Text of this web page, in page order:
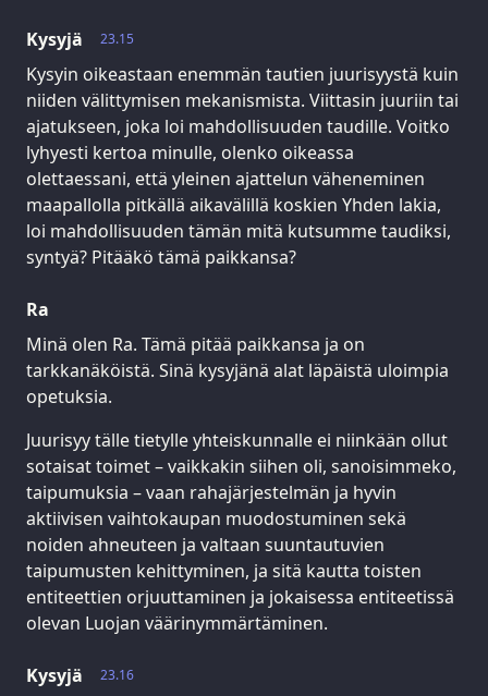
23.15
Kysyjä
Kysyin oikeastaan enemmän tautien juurisyystä kuin
niiden välittymisen mekanismista. Viittasin juuriin tai
ajatukseen, joka loi mahdollisuuden taudille. Voitko
lyhyesti kertoa minulle, olenko oikeassa
olettaessani, että yleinen ajattelun väheneminen
maapallolla pitkällä aikavälillä koskien Yhden lakia,
loi mahdollisuuden tämän mitä kutsumme taudiksi,
syntyä? Pitääkö tämä paikkansa?
Ra
Minä olen Ra. Tämä pitää paikkansa ja on
tarkkanäköistä. Sinä kysyjänä alat läpäistä uloimpia
opetuksia.
Juurisyy tälle tietylle yhteiskunnalle ei niinkään ollut
sotaisat toimet – vaikkakin siihen oli, sanoisimmeko,
taipumuksia – vaan rahajärjestelmän ja hyvin
aktiivisen vaihtokaupan muodostuminen sekä
noiden ahneuteen ja valtaan suuntautuvien
taipumusten kehittyminen, ja sitä kautta toisten
entiteettien orjuuttaminen ja jokaisessa entiteetissä
olevan Luojan väärinymmärtäminen.
23.16
Kysyjä